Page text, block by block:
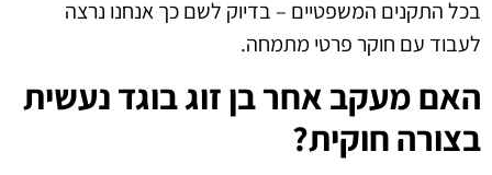
בכל התקנים המשפטיים – בדיוק לשם כך אנחנו נרצה
לעבוד עם חוקר פרטי מתמחה.
האם מעקב אחר בן זוג בוגד נעשית
בצורה חוקית?